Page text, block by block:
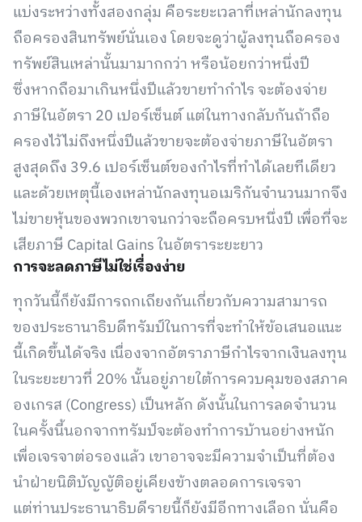
แบ่งระหว่างทั้งสองกลุ่ม คือระยะเวลาที่เหล่านักลงทุน
ถือครองสินทรัพย์นั่นเอง โดยจะดูว่าผู้ลงทุนถือครอง
ทรัพย์สินเหล่านั้นมามากกว่า หรือน้อยกว่าหนึ่งปี
ซึ่งหากถือมาเกินหนึ่งปีแล้วขายทำกำไร จะต้องจ่าย
ภาษีในอัตรา 20 เปอร์เซ็นต์ แต่ในทางกลับกันถ้าถือ
ครองไว้ไม่ถึงหนึ่งปีแล้วขายจะต้องจ่ายภาษีในอัตรา
สูงสุดถึง 39.6 เปอร์เซ็นต์ของกำไรที่ทำได้เลยทีเดียว
และด้วยเหตุนี้เองเหล่านักลงทุนอเมริกันจำนวนมากจึง
ไม่ขายหุ้นของพวกเขาจนกว่าจะถือครบหนึ่งปี เพื่อที่จะ
เสียภาษี Capital Gains ในอัตราระยะยาว
การจะลดภาษีไม่ใช่เรื่องง่าย
ทุกวันนี้ก็ยังมีการถกเถียงกันเกี่ยวกับความสามารถ
ของประธานาธิบดีทรัมป์ในการที่จะทำให้ข้อเสนอแนะ
นี้เกิดขึ้นได้จริง เนื่องจากอัตราภาษีกำไรจากเงินลงทุน
ในระยะยาวที่ 20% นั้นอยู่ภายใต้การควบคุมของสภาค
องเกรส (Congress) เป็นหลัก ดังนั้นในการลดจำนวน
ในครั้งนี้นอกจากทรัมป์จะต้องทำการบ้านอย่างหนัก
เพื่อเจรจาต่อรองแล้ว เขาอาจจะมีความจำเป็นที่ต้อง
นำฝ่ายนิติบัญญัติอยู่เคียงข้างตลอดการเจรจา
แต่ท่านประธานาธิบดีรายนี้ก็ยังมีอีกทางเลือก นั่นคือ